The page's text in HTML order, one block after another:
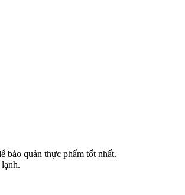
bảo quản thực phẩm tốt nhất.